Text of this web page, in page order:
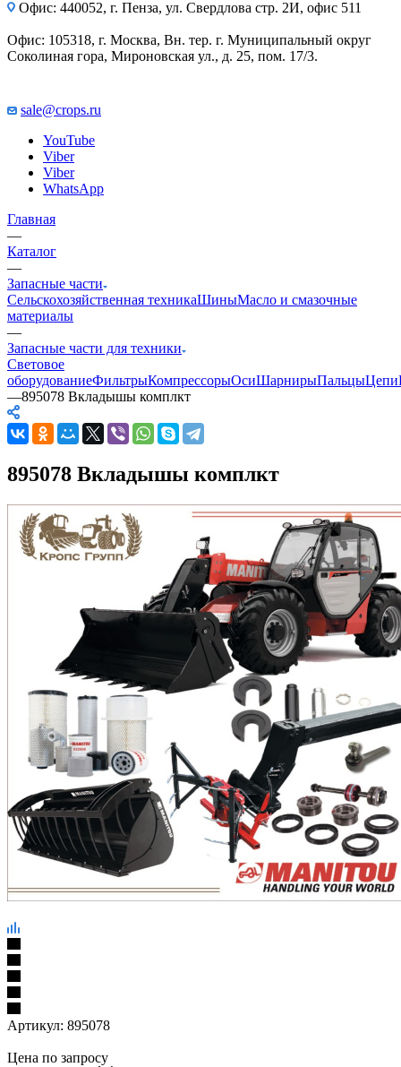
Офис: 440052, г. Пенза, ул. Свердлова стр. 2И, офис 511
Офис: 105318, г. Москва, Вн. тер. г. Муниципальный округ
Соколиная гора, Мироновская ул., д. 25, пом. 17/3.
sale@crops.ru
YouTube
Viber
Viber
WhatsApp
Главная
—
Каталог
—
Запасные части
Сельскохозяйственная техникаШиныМасло и смазочные
материалы
—
Запасные части для техники
Световое
оборудованиеФильтрыКомпрессорыОсиШарнирыПальцыЦепи
—895078 Вкладышы комплкт
895078 Вкладышы комплкт
Артикул: 895078
Цена по запросу